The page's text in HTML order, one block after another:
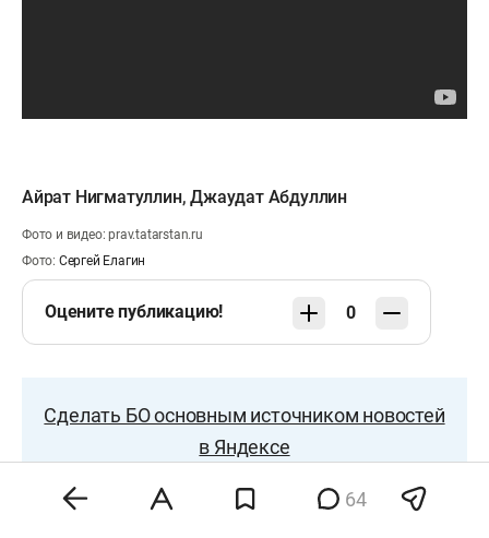
Айрат Нигматуллин,Джаудат Абдуллин
Фото и видео: prav.tatarstan.ru
Фото: Сергей Елагин
Оцените публикацию! 0
Сделать БО основным источником новостей
в Яндексе
64